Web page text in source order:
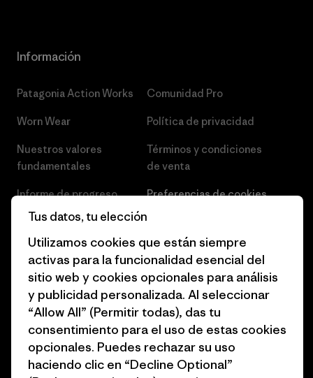
Información
Patagonia Action Works
Worn Wear
Nuestros valores
fundamentales
Informe de progreso
Business Unusual
Objetivos climáticos
1% for the Planet
Cómo financiamos
Tarjetas regalo
Encuentra una tienda
Comunidad Pro
Política de privacidad
Términos y condiciones
de venta
Preferencias de cookies
Empleo
Prensa
Programa para profesionales
del sector
Programa de afiliados
Mapa del sitio Patagonia
España
Tus datos, tu elección
Utilizamos cookies que están siempre
activas para la funcionalidad esencial del
sitio web y cookies opcionales para análisis
y publicidad personalizada. Al seleccionar
“Allow All” (Permitir todas), das tu
consentimiento para el uso de estas cookies
opcionales. Puedes rechazar su uso
haciendo clic en “Decline Optional”